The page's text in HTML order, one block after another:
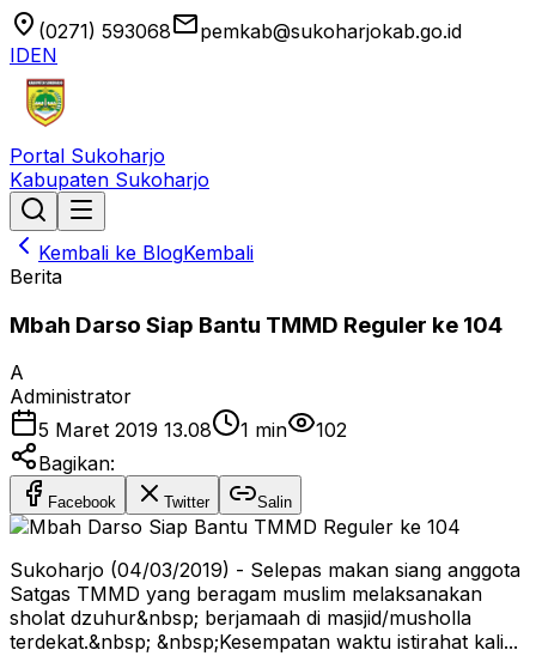
location_on (0271) 593068emailpemkab@sukoharjokab.go.id
IDEN
Portal Sukoharjo
Kabupaten Sukoharjo
Kembali ke BlogKembali
Berita
Mbah Darso Siap Bantu TMMD Reguler ke 104
A
Administrator
5 Maret 2019 13.08
1 min
102
Bagikan:
Facebook Twitter Salin
Sukoharjo (04/03/2019) - Selepas makan siang anggota
Satgas TMMD yang beragam muslim melaksanakan
sholat dzuhur&nbsp; berjamaah di masjid/musholla
terdekat.&nbsp; &nbsp;Kesempatan waktu istirahat kali...